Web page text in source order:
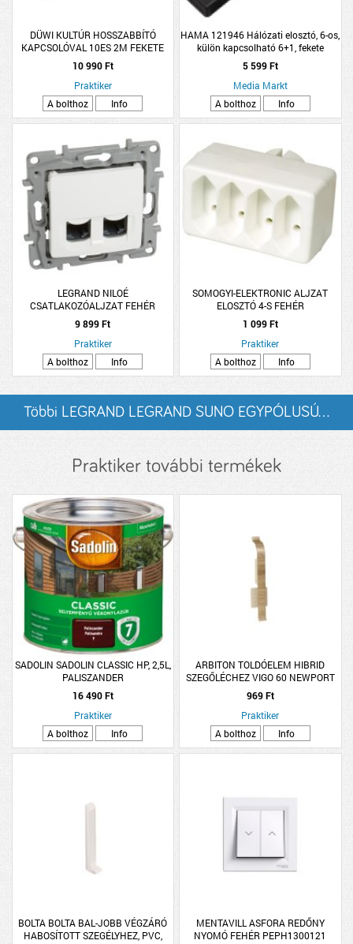
DÜWI KULTÚR HOSSZABBÍTÓ
KAPCSOLÓVAL 10ES 2M FEKETE
TÚLFESZ.VÉDELEM (219761)
10 990 Ft
Praktiker
A bolthoz
Info
HAMA 121946 Hálózati elosztó, 6-os,
külön kapcsolható 6+1, fekete
5 599 Ft
Media Markt
A bolthoz
Info
LEGRAND NILOÉ
CSATLAKOZÓALJZAT FEHÉR
2XRJ45 CAT.6 UTP
9 899 Ft
Praktiker
A bolthoz
Info
SOMOGYI-ELEKTRONIC ALJZAT
ELOSZTÓ 4-S FEHÉR
1 099 Ft
Praktiker
A bolthoz
Info
Többi LEGRAND LEGRAND SUNO EGYPÓLUSÚ...
Praktiker további termékek
SADOLIN SADOLIN CLASSIC HP, 2,5L,
PALISZANDER
16 490 Ft
Praktiker
A bolthoz
Info
ARBITON TOLDÓELEM HIBRID
SZEGŐLÉCHEZ VIGO 60 NEWPORT
TÖLGY 2DB/CSOMAG
969 Ft
Praktiker
A bolthoz
Info
BOLTA BOLTA BAL-JOBB VÉGZÁRÓ
HABOSÍTOTT SZEGÉLYHEZ, PVC,
MENTAVILL ASFORA REDŐNY
NYOMÓ FEHÉR PEPH1300121